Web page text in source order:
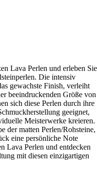
Lava Perlen und erleben Sie
Die intensiv
gewachste Finish, verleiht
beeindruckenden Größe von
sich diese Perlen durch ihre
geeignet,
Meisterwerke kreieren.
der matten Perlen/Rohsteine,
eine persönliche Note
Lava Perlen und entdecken
mit diesen einzigartigen